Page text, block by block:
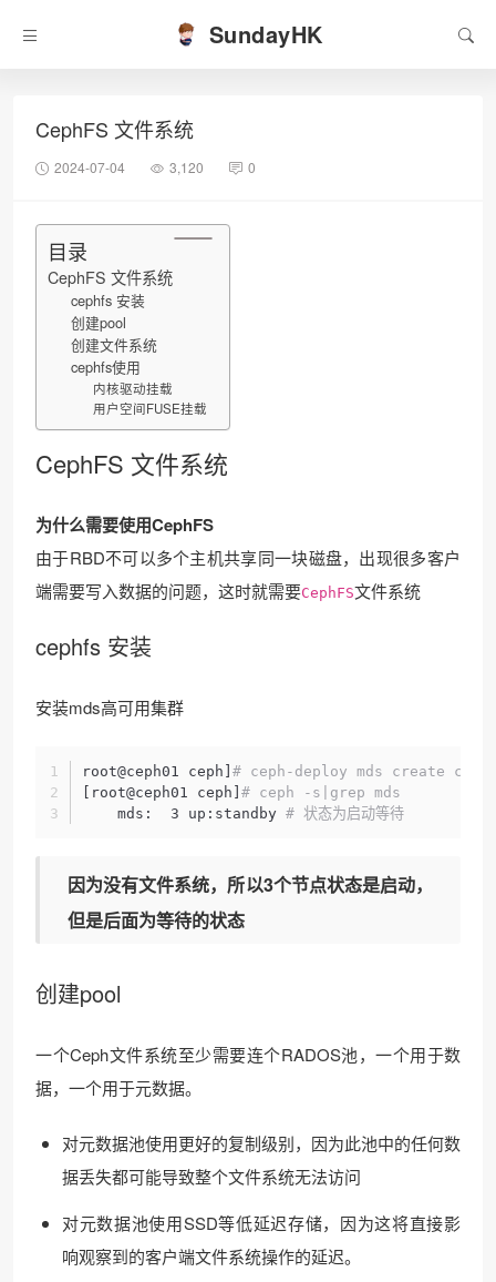
SundayHK
CephFS 文件系统
2024-07-04 3,120 0
目录
CephFS 文件系统
cephfs 安装
创建pool
创建文件系统
cephfs使用
内核驱动挂载
用户空间FUSE挂载
CephFS 文件系统
为什么需要使用CephFS
由于RBD不可以多个主机共享同一块磁盘，出现很多客户
端需要写入数据的问题，这时就需要CephFS文件系统
cephfs 安装
安装mds高可用集群
root@ceph01 ceph]# ceph-deploy mds create
[root@ceph01 ceph]# ceph -s|grep mds
    mds:  3 up:standby
# 状态为启动等待
因为没有文件系统，所以3个节点状态是启动，
但是后面为等待的状态
创建pool
一个Ceph文件系统至少需要连个RADOS池，一个用于数
据，一个用于元数据。
对元数据池使用更好的复制级别，因为此池中的任何数
据丢失都可能导致整个文件系统无法访问
对元数据池使用SSD等低延迟存储，因为这将直接影
响观察到的客户端文件系统操作的延迟。